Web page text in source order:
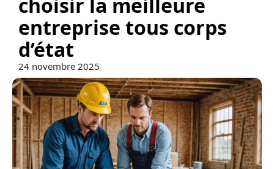
entreprise tous corps
d’état
24 novembre 2025